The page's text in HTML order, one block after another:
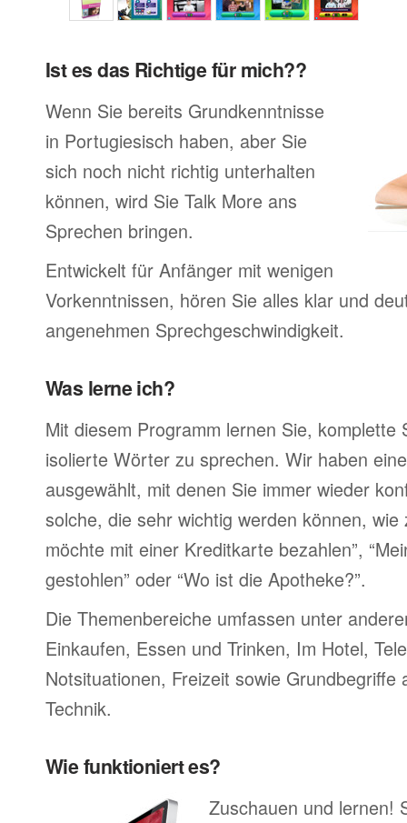
Ist es das Richtige für mich??
Wenn Sie bereits Grundkenntnisse
in Portugiesisch haben, aber Sie
sich noch nicht richtig unterhalten
können, wird Sie Talk More ans
Sprechen bringen.
Entwickelt für Anfänger mit wenigen
Vorkenntnissen, hören Sie alles klar und
angenehmen Sprechgeschwindigkeit.
Was lerne ich?
Mit diesem Programm lernen Sie, komplette
isolierte Wörter zu sprechen. Wir haben
ausgewählt, mit denen Sie immer wieder
solche, die sehr wichtig werden können, wie
möchte mit einer Kreditkarte bezahlen”,
gestohlen” oder “Wo ist die Apotheke?”.
Die Themenbereiche umfassen unter
Einkaufen, Essen und Trinken, Im Hotel,
Notsituationen, Freizeit sowie
Technik.
Wie funktioniert es?
Zuschauen und lernen!